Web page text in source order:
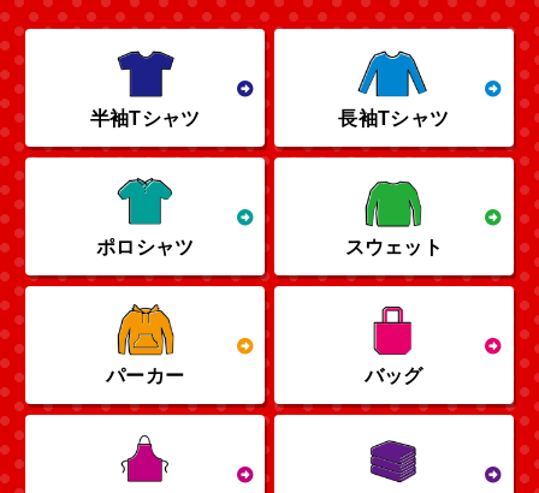
半袖Tシャツ 長袖Tシャツ
ポロシャツ スウェット
パーカー バッグ